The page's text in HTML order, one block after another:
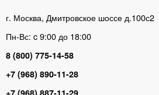
г. Москва, Дмитровское шоссе д.100с2
Пн-Вс: c 9:00 до 18:00
8 (800) 775-14-58
+7 (968) 890-11-28